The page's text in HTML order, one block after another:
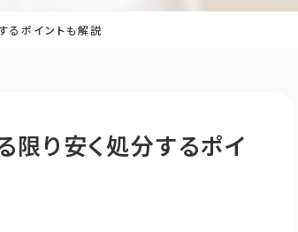
るポイントも解説
り安く処分するポイ